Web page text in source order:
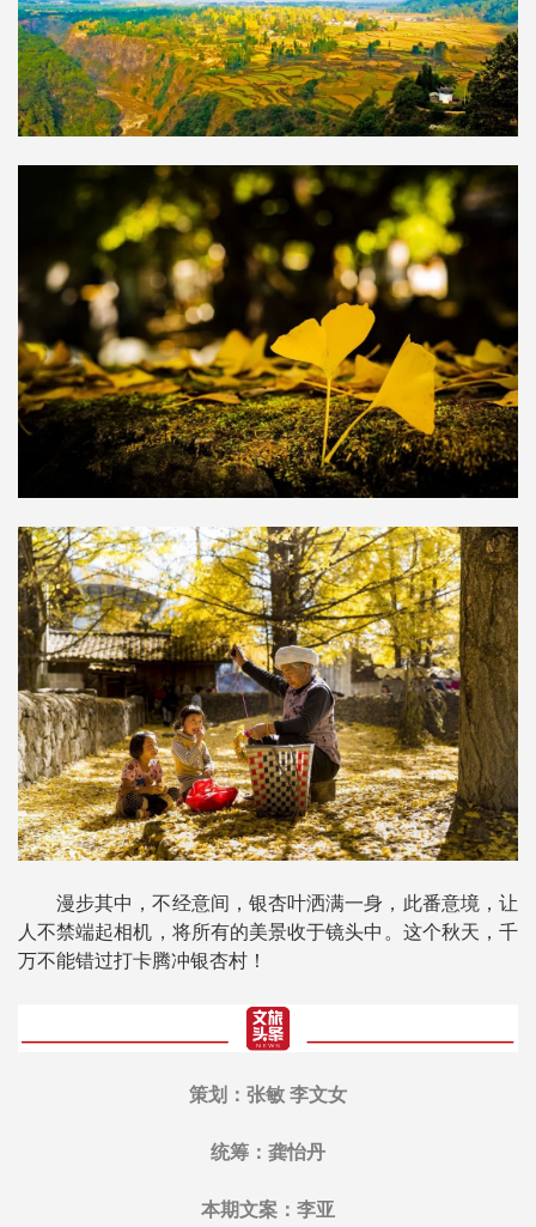
漫步其中，不经意间，银杏叶洒满一身，此番意境，让
人不禁端起相机，将所有的美景收于镜头中。这个秋天，千
万不能错过打卡腾冲银杏村！
策划：张敏 李文女
统筹：龚怡丹
本期文案：李亚